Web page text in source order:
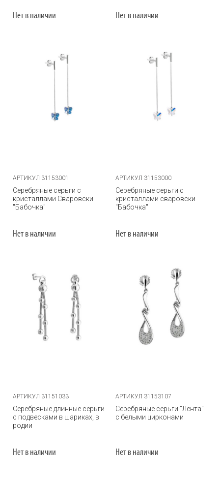
Нет в наличии Нет в наличии
АРТИКУЛ 31153001
Серебряные серьги с
кристаллами Сваровски
"Бабочка"
Нет в наличии
АРТИКУЛ 31153000
Серебряные серьги с
кристаллами сваровски
"Бабочка"
Нет в наличии
АРТИКУЛ 31151033
Серебряные длинные серьги
с подвесками в шариках, в
родии
Нет в наличии
АРТИКУЛ 31153107
Серебряные серьги "Лента"
с белыми цирконами
Нет в наличии